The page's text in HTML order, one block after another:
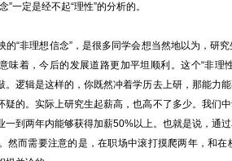
”一定是经不起“理性”的分析的。
“非理想信念”，是很多同学会想当然地以为，研
着，今后的发展道路更加平坦顺利。这个“非理
。逻辑是这样的，你既然冲着学历去上研，那能力
疑的。实际上研究生起薪高，也高不了多少。我们
一到两年内能够获得加薪50%以上。也就是说，通
然而需要注意的是，在职场中滚打摸爬两年，和